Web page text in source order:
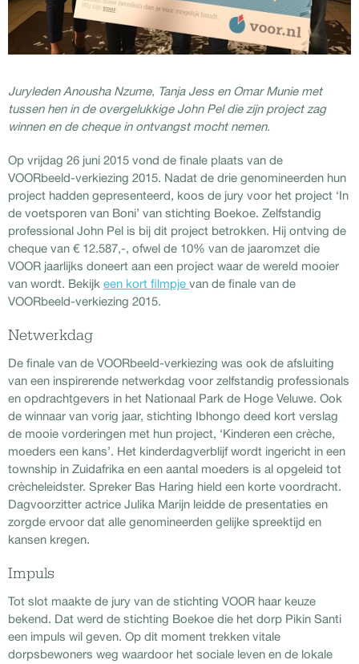
Juryleden Anousha Nzume, Tanja Jess en Omar Munie met
tussen hen in de overgelukkige John Pel die zijn project zag
winnen en de cheque in ontvangst mocht nemen.
Op vrijdag 26 juni 2015 vond de finale plaats van de
VOORbeeld-verkiezing 2015. Nadat de drie genomineerden hun
project hadden gepresenteerd, koos de jury voor het project ‘In
de voetsporen van Boni’ van stichting Boekoe. Zelfstandig
professional John Pel is bij dit project betrokken. Hij ontving de
cheque van € 12.587,-, ofwel de 10% van de jaaromzet die
VOOR jaarlijks doneert aan een project waar de wereld mooier
van wordt. Bekijk een kort filmpje van de finale van de
VOORbeeld-verkiezing 2015.
Netwerkdag
De finale van de VOORbeeld-verkiezing was ook de afsluiting
van een inspirerende netwerkdag voor zelfstandig professionals
en opdrachtgevers in het Nationaal Park de Hoge Veluwe. Ook
de winnaar van vorig jaar, stichting Ibhongo deed kort verslag
de mooie vorderingen met hun project, ‘Kinderen een crèche,
moeders een kans’. Het kinderdagverblijf wordt ingericht in een
township in Zuidafrika en een aantal moeders is al opgeleid tot
crècheleidster. Spreker Bas Haring hield een korte voordracht.
Dagvoorzitter actrice Julika Marijn leidde de presentaties en
zorgde ervoor dat alle genomineerden gelijke spreektijd en
kansen kregen.
Impuls
Tot slot maakte de jury van de stichting VOOR haar keuze
bekend. Dat werd de stichting Boekoe die het dorp Pikin Santi
een impuls wil geven. Op dit moment trekken vitale
dorpsbewoners weg waardoor het sociale leven en de lokale